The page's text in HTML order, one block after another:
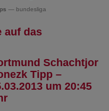
— bundesliga
auf das
Schachtjor
Tipp –
um 20:45